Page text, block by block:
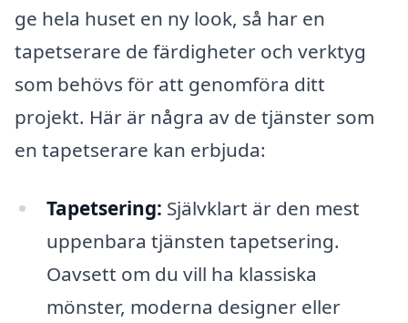
ge hela huset en ny look, så har en
tapetserare de färdigheter och verktyg
som behövs för att genomföra ditt
projekt. Här är några av de tjänster som
en tapetserare kan erbjuda:
Tapetsering: Självklart är den mest
uppenbara tjänsten tapetsering.
Oavsett om du vill ha klassiska
mönster, moderna designer eller